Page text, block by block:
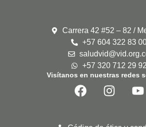
Carrera 42 #52 – 82 /
+57 604 322 83
+57 320 712 29 92
Visítanos en nuestras redes